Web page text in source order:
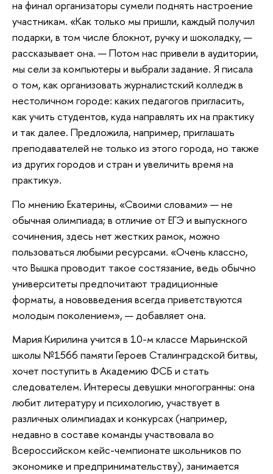
на финал организаторы сумели поднять настроение
участникам. «Как только мы пришли, каждый получил
подарки, в том числе блокнот, ручку и шоколадку, —
рассказывает она. — Потом нас привели в аудитории,
мы сели за компьютеры и выбрали задание. Я писала
о том, как организовать журналистский колледж в
нестоличном городе: каких педагогов пригласить,
как учить студентов, куда направлять их на практику
и так далее. Предложила, например, приглашать
преподавателей не только из этого города, но также
из других городов и стран и увеличить время на
практику».
По мнению Екатерины, «Своими словами» — не
обычная олимпиада; в отличие от ЕГЭ и выпускного
сочинения, здесь нет жестких рамок, можно
пользоваться любыми ресурсами. «Очень классно,
что Вышка проводит такое состязание, ведь обычно
университеты предпочитают традиционные
форматы, а нововведения всегда приветствуются
молодым поколением», — добавляет она.
Мария Кирилина учится в 10-м классе Марьинской
школы №1566 памяти Героев Сталинградской битвы,
хочет поступить в Академию ФСБ и стать
следователем. Интересы девушки многогранны: она
любит литературу и психологию, участвует в
различных олимпиадах и конкурсах (например,
недавно в составе команды участвовала во
Всероссийском кейс-чемпионате школьников по
экономике и предпринимательству), занимается